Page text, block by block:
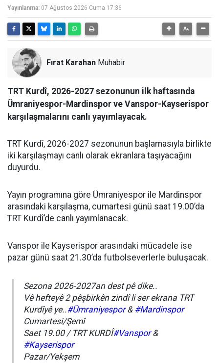
Yayınlanma: 07 Ağustos 2026 Cuma 17:36
Fırat Karahan Muhabir
TRT Kurdî, 2026-2027 sezonunun ilk haftasında
Ümraniyespor-Mardinspor ve Vanspor-Kayserispor
karşılaşmalarını canlı yayımlayacak.
TRT Kurdî, 2026-2027 sezonunun başlamasıyla birlikte
iki karşılaşmayı canlı olarak ekranlara taşıyacağını
duyurdu.
Yayın programına göre Ümraniyespor ile Mardinspor
arasındaki karşılaşma, cumartesi günü saat 19.00’da
TRT Kurdî’de canlı yayımlanacak.
Vanspor ile Kayserispor arasındaki mücadele ise
pazar günü saat 21.30’da futbolseverlerle buluşacak.
Sezona 2026-2027an dest pê dike..
Vê hefteyê 2 pêşbirkên zindî li ser ekrana TRT
Kurdîyê ye..#Ümraniyespor& #Mardinspor
Cumartesi/Şemî
Saet 19.00 / TRT KURDÎ#Vanspor&
#Kayserispor
Pazar/Yekşem